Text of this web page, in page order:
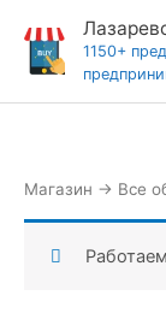
содержимому
1150+
Магазин → Все